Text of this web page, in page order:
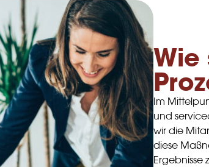
Wie
Im
und
wir die
diese
Ergebnisse